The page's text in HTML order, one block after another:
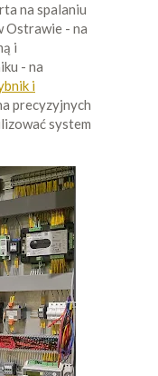
na spalaniu
Ostrawie - na
i
- na
i
precyzyjnych
system